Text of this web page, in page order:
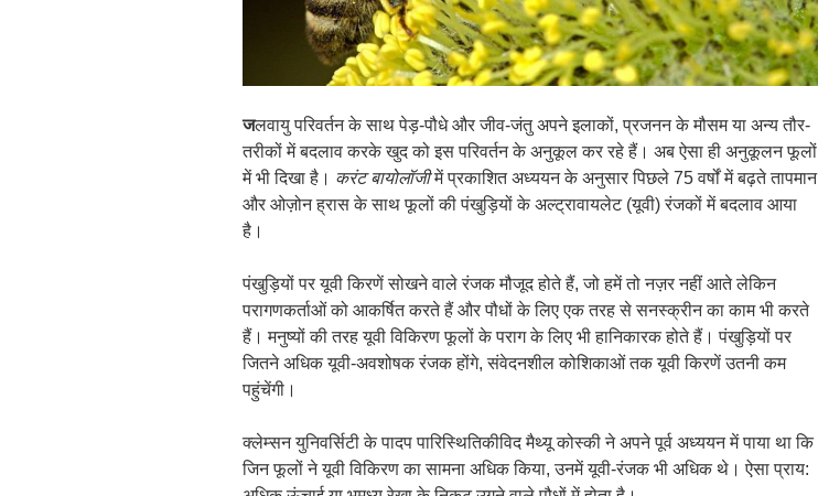
जलवायु परिवर्तन के साथ पेड़-पौधे और जीव-जंतु अपने इलाकों, प्रजनन के मौसम या अन्य तौर-
तरीकों में बदलाव करके खुद को इस परिवर्तन के अनुकूल कर रहे हैं। अब ऐसा ही अनुकूलन फूलों
में भी दिखा है। करंट बायोलॉजीमें प्रकाशित अध्ययन के अनुसार पिछले 75 वर्षों में बढ़ते तापमान
और ओज़ोन ह्रास के साथ फूलों की पंखुड़ियों के अल्ट्रावायलेट (यूवी) रंजकों में बदलाव आया
है।
पंखुड़ियों पर यूवी किरणें सोखने वाले रंजक मौजूद होते हैं, जो हमें तो नज़र नहीं आते लेकिन
परागणकर्ताओं को आकर्षित करते हैं और पौधों के लिए एक तरह से सनस्क्रीन का काम भी करते
हैं। मनुष्यों की तरह यूवी विकिरण फूलों के पराग के लिए भी हानिकारक होते हैं। पंखुड़ियों पर
जितने अधिक यूवी-अवशोषक रंजक होंगे, संवेदनशील कोशिकाओं तक यूवी किरणें उतनी कम
पहुंचेंगी।
क्लेम्सन युनिवर्सिटी के पादप पारिस्थितिकीविद मैथ्यू कोस्की ने अपने पूर्व अध्ययन में पाया था कि
जिन फूलों ने यूवी विकिरण का सामना अधिक किया, उनमें यूवी-रंजक भी अधिक थे। ऐसा प्राय: